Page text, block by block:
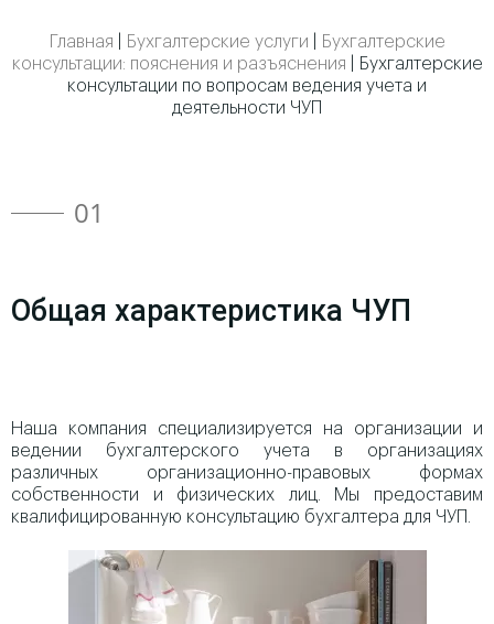
Главная Бухгалтерские услуги
Бухгалтерские
консультации: пояснения и разъяснения
Бухгалтерские
консультации по вопросам ведения учета и
деятельности ЧУП
01
Общая характеристика ЧУП
Наша компания специализируется на организации и
ведении бухгалтерского учета в организациях
различных организационно-правовых формах
собственности и физических лиц. Мы предоставим
квалифицированную консультацию бухгалтера для ЧУП.